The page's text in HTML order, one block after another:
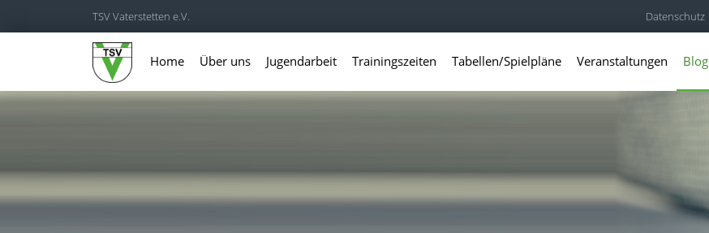
TSV Vaterstetten e.V. Datenschutz
Home Über uns Jugendarbeit Trainingszeiten Tabellen/Spielpläne Veranstaltungen Blog